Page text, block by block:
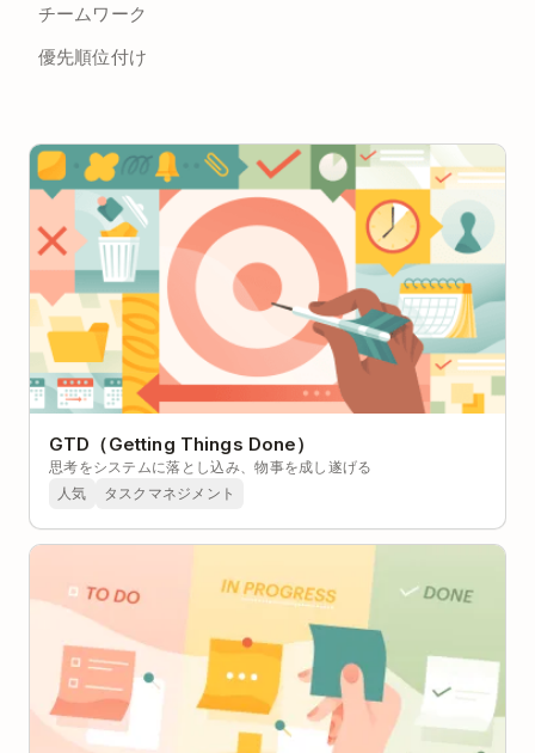
チームワーク
優先順位付け
または自分で探す
GTD（Getting Things Done）
思考をシステムに落とし込み、物事を成し遂げる
人気
タスクマネジメント